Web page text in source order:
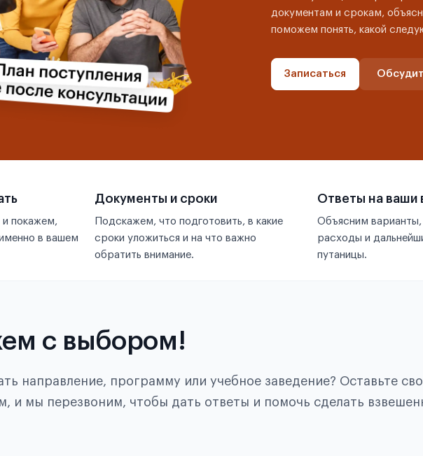
документам и срокам,
поможем понять, какой
Записаться
покажем,
в вашем
Документы и сроки
Подскажем, что подготовить, в какие
сроки уложиться и на что важно
обратить внимание.
Ответы на ваши
Объясним
расходы и
путаницы.
с выбором!
направление, программу или учебное заведение? Оставьте
и мы перезвоним, чтобы дать ответы и помочь сделать